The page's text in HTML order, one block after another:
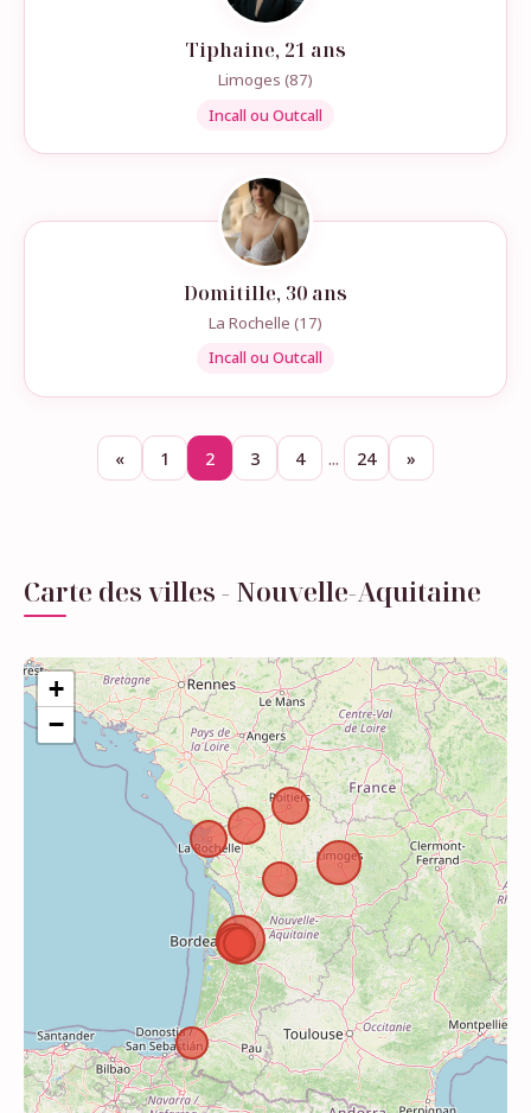
Tiphaine, 21 ans
Limoges (87)
Incall ou Outcall
Domitille, 30 ans
La Rochelle (17)
Incall ou Outcall
« 1 2 3 4 ... 24 »
Carte des villes - Nouvelle-Aquitaine
+
−